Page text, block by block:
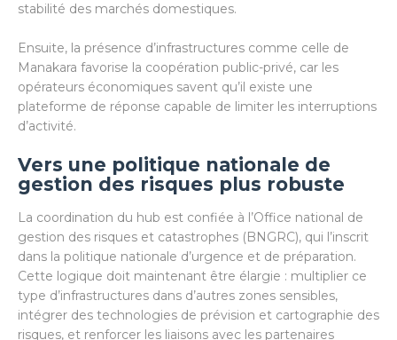
stabilité des marchés domestiques.
Ensuite, la présence d’infrastructures comme celle de
Manakara favorise la coopération public-privé, car les
opérateurs économiques savent qu’il existe une
plateforme de réponse capable de limiter les interruptions
d’activité.
Vers une politique nationale de
gestion des risques plus robuste
La coordination du hub est confiée à l’Office national de
gestion des risques et catastrophes (BNGRC), qui l’inscrit
dans la politique nationale d’urgence et de préparation.
Cette logique doit maintenant être élargie : multiplier ce
type d’infrastructures dans d’autres zones sensibles,
intégrer des technologies de prévision et cartographie des
risques, et renforcer les liaisons avec les partenaires